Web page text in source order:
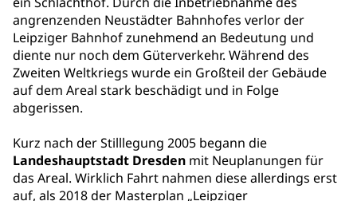
angrenzenden Neustädter Bahnhofes verlor der
Leipziger Bahnhof zunehmend an Bedeutung und
diente nur noch dem Güterverkehr. Während des
Zweiten Weltkriegs wurde ein Großteil der Gebäude
auf dem Areal stark beschädigt und in Folge
abgerissen.
Kurz nach der Stilllegung 2005 begann die
Landeshauptstadt Dresden mit Neuplanungen für
das Areal. Wirklich Fahrt nahmen diese allerdings erst
auf, als 2018 der Masterplan „Leipziger